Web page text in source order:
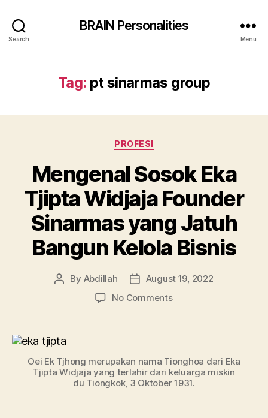
Search
BRAIN Personalities
Menu
Tag: pt sinarmas group
Categories
PROFESI
Mengenal Sosok Eka
Tjipta Widjaja Founder
Sinarmas yang Jatuh
Bangun Kelola Bisnis
Post
By Abdillah
PostAugust 19, 2022
No Commentson
Widjaja
Founder
Sinarmas
Oei Ek Tjhong merupakan nama Tionghoa dari Eka
Tjipta Widjaja yang terlahir dari keluarga miskin
du Tiongkok, 3 Oktober 1931.